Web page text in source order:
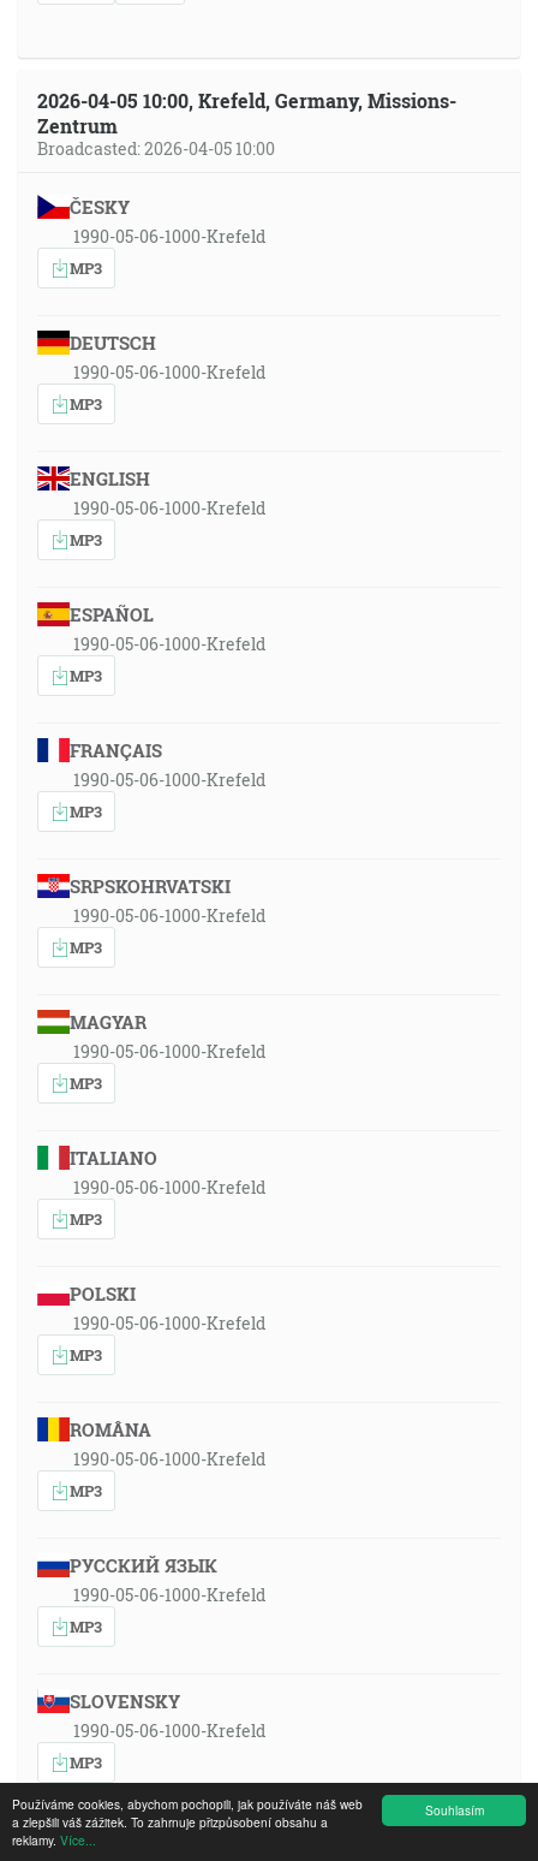
Souhlasím
Používáme cookies, abychom pochopili, jak používáte náš web
a zlepšili váš zážitek. To zahrnuje přizpůsobení obsahu a
reklamy. Více...
2026-04-05 10:00, Krefeld, Germany, Missions-
Zentrum
Broadcasted: 2026-04-05 10:00
ČESKY
1990-05-06-1000-Krefeld
MP3
DEUTSCH
1990-05-06-1000-Krefeld
MP3
ENGLISH
1990-05-06-1000-Krefeld
MP3
ESPAÑOL
1990-05-06-1000-Krefeld
MP3
FRANÇAIS
1990-05-06-1000-Krefeld
MP3
SRPSKOHRVATSKI
1990-05-06-1000-Krefeld
MP3
MAGYAR
1990-05-06-1000-Krefeld
MP3
ITALIANO
1990-05-06-1000-Krefeld
MP3
POLSKI
1990-05-06-1000-Krefeld
MP3
ROMÂNA
1990-05-06-1000-Krefeld
MP3
РУССКИЙ ЯЗЫК
1990-05-06-1000-Krefeld
MP3
SLOVENSKY
1990-05-06-1000-Krefeld
MP3